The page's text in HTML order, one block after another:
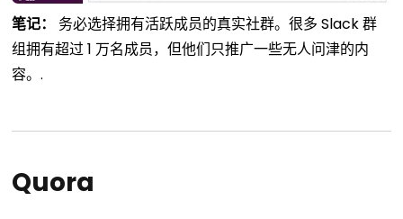
笔记：
务必选择拥有活跃成员的真实社群。很多 Slack 群
组拥有超过 1 万名成员，但他们只推广一些无人问津的内
容。.
Quora